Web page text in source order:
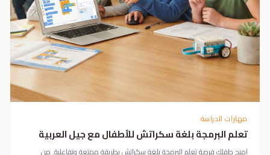
مهارات الدراسة
تعلم البرمجة بلغة سكراتش للأطفال مع جيل العربية
امنح طفلك فرصة تعلم البرمجة بلغة سكراتش بطريقة ممتعة وتفاعلية. من